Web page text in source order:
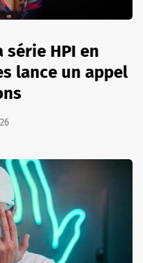
série HPI en
lance un appel